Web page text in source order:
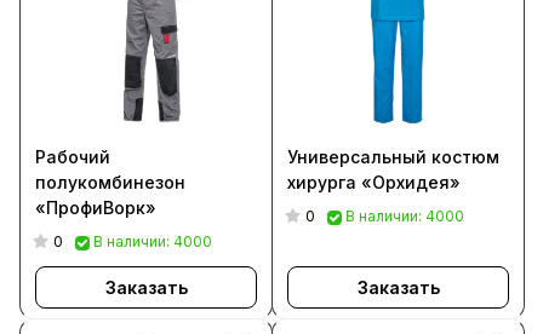
Рабочий
полукомбинезон
«ПрофиВорк»
0 В наличии: 4000
Заказать
Универсальный костюм
хирурга «Орхидея»
0 В наличии: 4000
Заказать